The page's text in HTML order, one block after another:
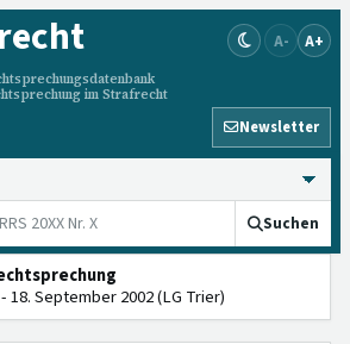
im Strafrecht
A- A+
Newsletter
Suchen
18. September 2002 (LG Trier)